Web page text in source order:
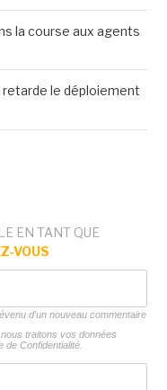
la course aux agents
retarde le déploiement
EN TANT QUE
VOUS
d'un nouveau commentaire
traitons vos données
de Confidentialité.